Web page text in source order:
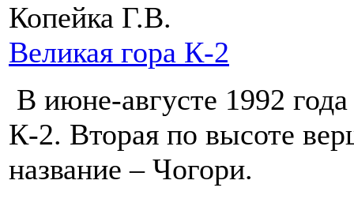
Копейка Г.В.
Великая гора К-2
В июне-августе 1992
К-2. Вторая по высоте
название – Чогори.